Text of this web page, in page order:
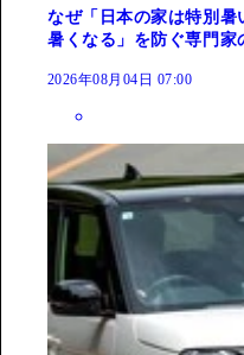
なぜ「日本の家は特別
暑くなる」を防ぐ専門家
2026年08月04日 07:00